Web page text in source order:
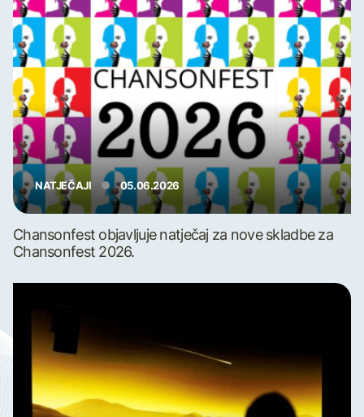
NATJEČAJI 05.06.2026
Chansonfest objavljuje natječaj za nove skladbe za
Chansonfest 2026.